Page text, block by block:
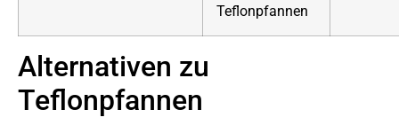
Teflonpfannen
Alternativen zu
Teflonpfannen